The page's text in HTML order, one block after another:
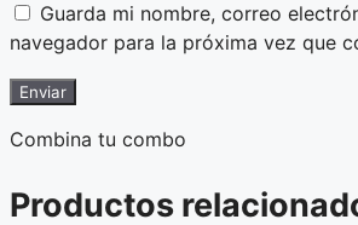
Guarda mi nombre, correo
navegador para la próxima vez que
Combina tu combo
Productos